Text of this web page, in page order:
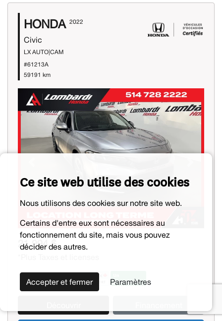
HONDA 2022
Civic
LX AUTO|CAM
#61213A
59191 km
21 994 $
Ce site web utilise des cookies
Nous utilisons des cookies sur notre site web.
Certains d'entre eux sont nécessaires au
fonctionnement du site, mais vous pouvez
décider des autres.
Accepter et fermer Paramètres